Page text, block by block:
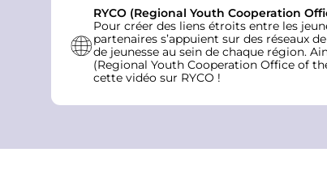
RYCO (Regional Youth Cooperation
Pour créer des liens étroits entre les
partenaires s’appuient sur des réseaux
de jeunesse au sein de chaque région.
(Regional Youth Cooperation Office of
cette vidéo sur RYCO !